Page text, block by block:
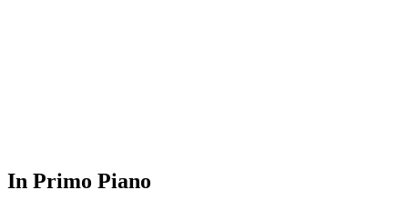
In Primo Piano